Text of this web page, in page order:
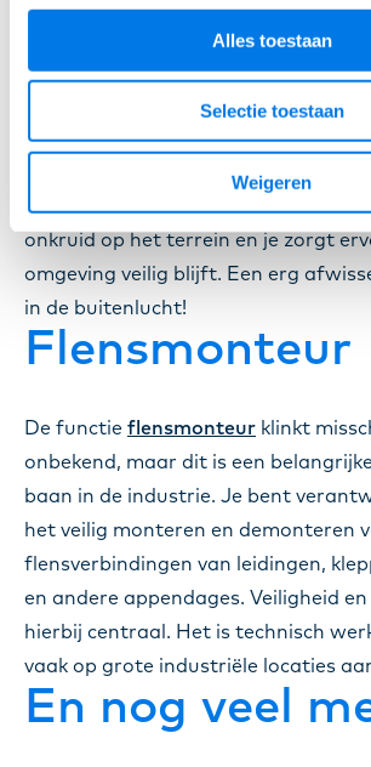
Alles toestaan
Selectie toestaan
Weigeren
Hou je van buiten werken en heb je
Dan is een baan alsgroenvoorziener
voor jou. Je werkt aan het
buitengebieden, controleren van
onkruid op het terrein en je zorgt
omgeving veilig blijft. Een erg
in de buitenlucht!
Flensmonteur
De functie flensmonteur klinkt
onbekend, maar dit is een
baan in de industrie. Je bent
het veilig monteren en demonteren
flensverbindingen van leidingen,
en andere appendages. Veiligheid
hierbij centraal. Het is technisch
vaak op grote industriële locaties
En nog veel